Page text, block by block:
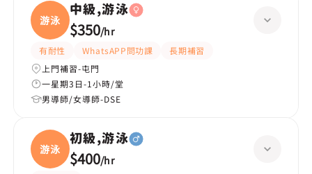
游泳
中級,游泳
$350/hr
有耐性 WhatsAPP問功課
長期補習
上門補習-屯門
一星期3日-1小時/堂
男導師/女導師-DSE
游泳
初級,游泳
$400/hr